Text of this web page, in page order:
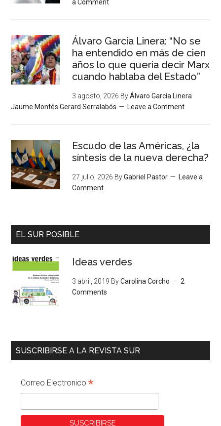
a Comment
Álvaro García Linera: “No se
ha entendido en más de cien
años lo que quería decir Marx
cuando hablaba del Estado”
3 agosto, 2026 ByÁlvaro García Linera
Jaume Montés Gerard Serralabós
Leave a Comment
Escudo de las Américas, ¿la
síntesis de la nueva derecha?
27 julio, 2026 ByGabriel Pastor
Leave a
Comment
EL SUR POSIBLE
Ideas verdes
3 abril, 2019 ByCarolina Corcho
2
Comments
SUSCRIBIRSE A LA REVISTA SUR
Correo Electronico*